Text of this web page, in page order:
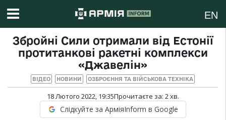
EN
Збройні Сили отримали від Естонії
протитанкові ракетні комплекси
«Джавелін»
ВІДЕО НОВИНИ ОЗБРОЄННЯ ТА ВІЙСЬКОВА ТЕХНІКА
18 Лютого 2022, 19:35Прочитаєте за: 2хв.
Слідкуйте за АрміяInform в Google